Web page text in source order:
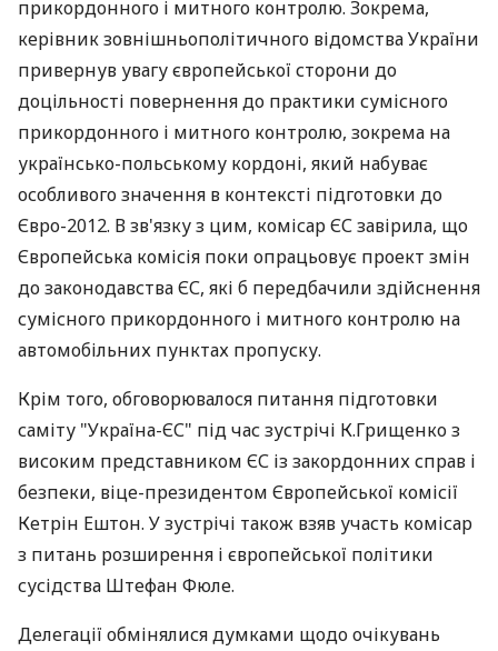
прикордонного і митного контролю. Зокрема,
керівник зовнішньополітичного відомства України
привернув увагу європейської сторони до
доцільності повернення до практики сумісного
прикордонного і митного контролю, зокрема на
українсько-польському кордоні, який набуває
особливого значення в контексті підготовки до
Євро-2012. В зв'язку з цим, комісар ЄС завірила, що
Європейська комісія поки опрацьовує проект змін
до законодавства ЄС, які б передбачили здійснення
сумісного прикордонного і митного контролю на
автомобільних пунктах пропуску.
Крім того, обговорювалося питання підготовки
саміту "Україна-ЄС" під час зустрічі К.Грищенко з
високим представником ЄС із закордонних справ і
безпеки, віце-президентом Європейської комісії
Кетрін Ештон. У зустрічі також взяв участь комісар
з питань розширення і європейської політики
сусідства Штефан Фюле.
Делегації обмінялися думками щодо очікувань